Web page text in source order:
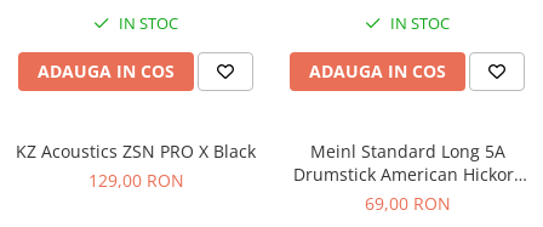
Chitare si bass
Claviaturi
Instrumente de suflat
Instrumente si jucarii pentru copii
IN STOC
ADAUGA IN COS
IN STOC
ADAUGA IN COS
KZ Acoustics ZSN PRO X Black
129,00 RON
Meinl Standard Long 5A
Drumstick American Hickory
SB103
69,00 RON